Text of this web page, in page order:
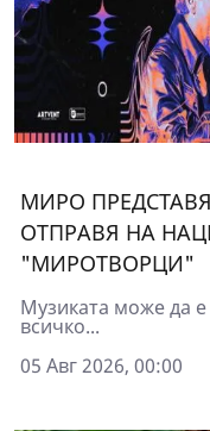
МИРО
ОТПРАВЯ НА
"МИРОТВОРЦИ"
Музиката може да
всичко...
05 Авг 2026, 00:00